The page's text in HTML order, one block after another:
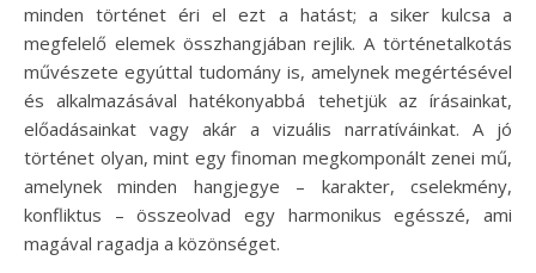
minden történet éri el ezt a hatást; a siker kulcsa a
megfelelő elemek összhangjában rejlik. A történetalkotás
művészete egyúttal tudomány is, amelynek megértésével
és alkalmazásával hatékonyabbá tehetjük az írásainkat,
előadásainkat vagy akár a vizuális narratíváinkat. A jó
történet olyan, mint egy finoman megkomponált zenei mű,
amelynek minden hangjegye – karakter, cselekmény,
konfliktus – összeolvad egy harmonikus egésszé, ami
magával ragadja a közönséget.